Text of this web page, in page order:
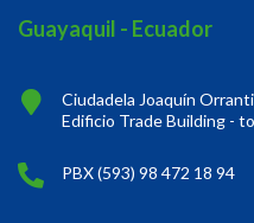
Guayaquil - Ecuador
Ciudadela Joaquín
Edificio Trade Building -
PBX (593) 98 472 18 94